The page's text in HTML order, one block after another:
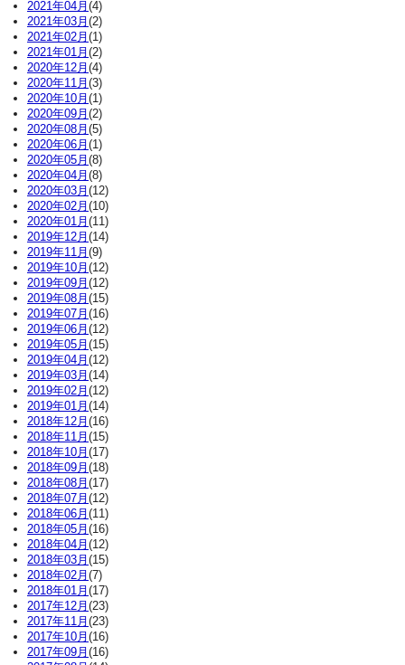
2021年04月(4)
2021年03月(2)
2021年02月(1)
2021年01月(2)
2020年12月(4)
2020年11月(3)
2020年10月(1)
2020年09月(2)
2020年08月(5)
2020年06月(1)
2020年05月(8)
2020年04月(8)
2020年03月(12)
2020年02月(10)
2020年01月(11)
2019年12月(14)
2019年11月(9)
2019年10月(12)
2019年09月(12)
2019年08月(15)
2019年07月(16)
2019年06月(12)
2019年05月(15)
2019年04月(12)
2019年03月(14)
2019年02月(12)
2019年01月(14)
2018年12月(16)
2018年11月(15)
2018年10月(17)
2018年09月(18)
2018年08月(17)
2018年07月(12)
2018年06月(11)
2018年05月(16)
2018年04月(12)
2018年03月(15)
2018年02月(7)
2018年01月(17)
2017年12月(23)
2017年11月(23)
2017年10月(16)
2017年09月(16)